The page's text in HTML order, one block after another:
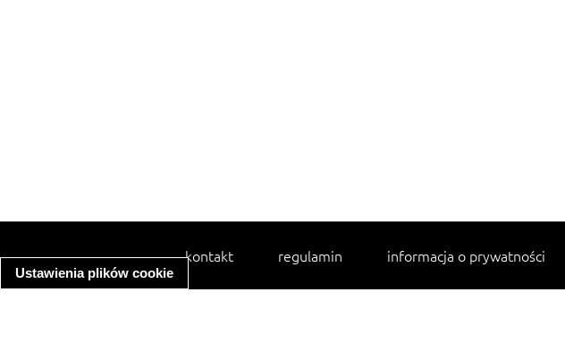
Ustawienia plików cookie
kontakt regulamin informacja o prywatności